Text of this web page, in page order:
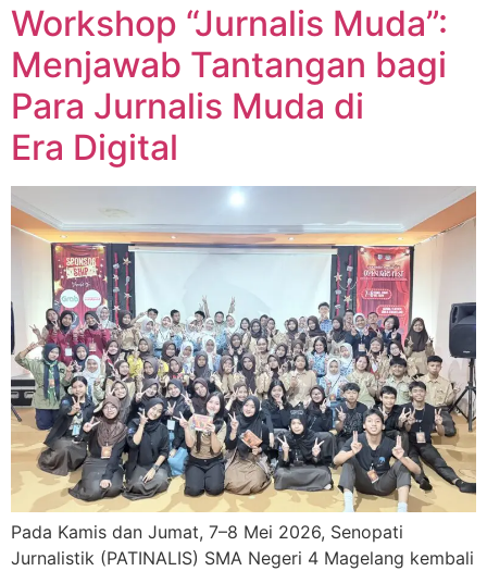
Workshop “Jurnalis Muda”:
Menjawab Tantangan bagi
Para Jurnalis Muda di
Era Digital
Pada Kamis dan Jumat, 7–8 Mei 2026, Senopati
Jurnalistik (PATINALIS) SMA Negeri 4 Magelang kembali